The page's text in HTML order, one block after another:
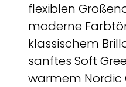
flexiblen
moderne
klassischem
sanftes Soft
warmem Nordic